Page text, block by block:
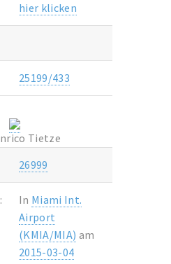
hier klicken
25199/433
Tietze
26999
In Miami Int.
Airport
(KMIA/MIA) am
2015-03-04